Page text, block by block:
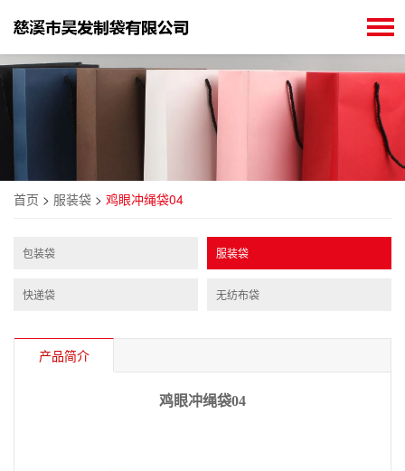
首页 > 服装袋 > 鸡眼冲绳袋04
包装袋 服装袋
快递袋 无纺布袋
产品简介
鸡眼冲绳袋04